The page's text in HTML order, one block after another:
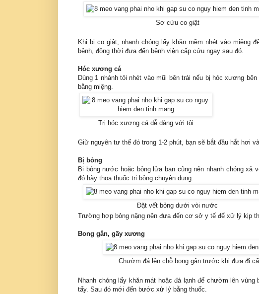
Sơ cứu co giật
Khi bị co giật, nhanh chóng lấy khăn mềm nhét vào miệng
bệnh, đồng thời đưa đến bệnh viện cấp cứu ngay sau đó.
Hóc xương cá
Dùng 1 nhánh tỏi nhét vào mũi bên trái nếu bị hóc xương
bằng miệng.
Trị hóc xương cá dễ dàng với tỏi
Giữ nguyên tư thế đó trong 1-2 phút, bạn sẽ bắt đầu hắt hơi
Bị bỏng
Bị bỏng nước hoặc bỏng lửa bạn cũng nên nhanh chóng
đó hãy thoa thuốc trị bỏng chuyên dụng.
Đặt vết bỏng dưới vòi nước
Trường hợp bỏng nặng nên đưa đến cơ sở y tế để xử lý kịp
Bong gân, gãy xương
Chườm đá lên chỗ bong gân trước khi đưa đi
Nhanh chóng lấy khăn mát hoặc đá lạnh để chườm lên
tấy. Sau đó mới đến bước xử lý bằng thuốc.